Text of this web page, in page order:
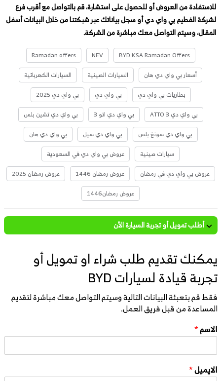
للاستفادة من العروض أو للحصول على استشارة، قم بالتواصل مع أقرب فرع
لشركة الفطيم بي واي دي أو سجل بياناتك عبر شبكتنا من خلال البيانات أسفل
المقال، وسيتم التواصل معك مباشرة من الشركة.
BYD KSA Ramadan Offers
NEV
Ramadan offers
أسعار بي واي دي هان
السيارات الصينية
السيارات الكهربائية
بطاريات بي واي دي
بي واي دي
بي واي دي 2025
بي واي دي ATTO 3
بي واي دي اتو 3
بي واي دي تشين بلس
بي واي دي سونغ بلس
بي واي دي سيل
بي واي دي هان
سيارات صينية
عروض بي واي دي في السعودية
عروض بي واي دي في رمضان
عروض رمضان 1446
عروض رمضان 2025
عروض رمضان1446
أطلب تمويل أو تجربة السيارة الأن
يمكنك تقديم طلب شراء او تمويل أو
تجربة قيادة لسيارات BYD
فقط قم بتعبئة البيانات التالية وسيتم التواصل معك مباشرة لتقديم
المساعدة من قبل فريق العمل.
الاسم*
الايميل*